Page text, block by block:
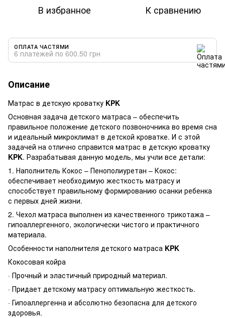
В избранное К сравнению
ОПЛАТА ЧАСТЯМИ
6 платежей по 600.50 грн
Описание
Матрас в детскую кроватку KPK
Основная задача детского матраса – обеспечить
правильное положение детского позвоночника во время сна
и идеальный микроклимат в детской кроватке. И с этой
задачей на отлично справится матрас в детскую кроватку
KPK. Разрабатывая данную модель, мы учли все детали:
1. Наполнитель Кокос – Пенополиуретан – Кокос:
обеспечивает необходимую жесткость матрасу и
способствует правильному формированию осанки ребенка
с первых дней жизни.
2. Чехол матраса выполнен из качественного трикотажа –
гипоаллергенного, экологически чистого и практичного
материала.
Особенности наполнителя детского матраса KPK
Кокосовая койра
· Прочный и эластичный природный материал.
· Придает детскому матрасу оптимальную жесткость.
· Гипоаллергенна и абсолютно безопасна для детского
здоровья.